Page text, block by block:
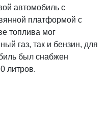
автомобиль с
платформой с
топлива мог
газ, так и бензин, для
был снабжен
литров.